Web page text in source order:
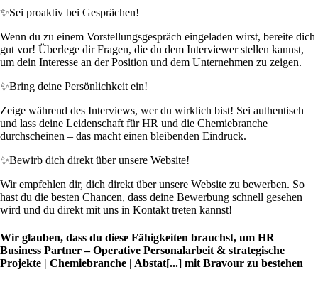
✨Sei proaktiv bei Gesprächen!
Wenn du zu einem Vorstellungsgespräch eingeladen wirst, bereite dich
gut vor! Überlege dir Fragen, die du dem Interviewer stellen kannst,
um dein Interesse an der Position und dem Unternehmen zu zeigen.
✨Bring deine Persönlichkeit ein!
Zeige während des Interviews, wer du wirklich bist! Sei authentisch
und lass deine Leidenschaft für HR und die Chemiebranche
durchscheinen – das macht einen bleibenden Eindruck.
✨Bewirb dich direkt über unsere Website!
Wir empfehlen dir, dich direkt über unsere Website zu bewerben. So
hast du die besten Chancen, dass deine Bewerbung schnell gesehen
wird und du direkt mit uns in Kontakt treten kannst!
Wir glauben, dass du diese Fähigkeiten brauchst, um HR
Business Partner – Operative Personalarbeit & strategische
Projekte | Chemiebranche | Abstat[...] mit Bravour zu bestehen